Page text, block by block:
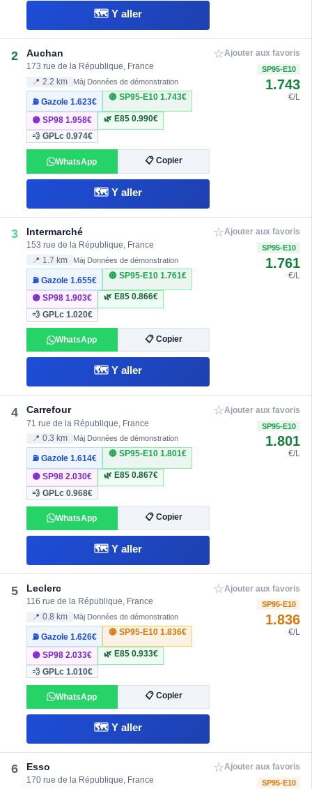
🗺️ Y aller
2 Auchan
173 rue de la République, France
📍 2.2 km Màj Données de démonstration
⛽ Gazole1.623€
🔴 SP95-E10 1.743€
🟣 SP981.958€ 🌿 E85 0.990€
💨 GPLc0.974€
WhatsApp 📋 Copier
🗺️ Y aller
☆Ajouter aux favoris
SP95-E10
1.743
€/L
3 Intermarché
153 rue de la République, France
📍 1.7 km Màj Données de démonstration
⛽ Gazole1.655€
🔴 SP95-E10 1.761€
🟣 SP981.903€ 🌿 E85 0.866€
💨 GPLc1.020€
WhatsApp 📋 Copier
🗺️ Y aller
☆Ajouter aux favoris
SP95-E10
1.761
€/L
4 Carrefour
71 rue de la République, France
📍 0.3 km Màj Données de démonstration
⛽ Gazole1.614€
🔴 SP95-E10 1.801€
🟣 SP982.030€ 🌿 E85 0.867€
💨 GPLc0.968€
WhatsApp 📋 Copier
🗺️ Y aller
☆Ajouter aux favoris
SP95-E10
1.801
€/L
5 Leclerc
116 rue de la République, France
📍 0.8 km Màj Données de démonstration
⛽ Gazole1.626€
🔴 SP95-E10 1.836€
🟣 SP982.033€ 🌿 E85 0.933€
💨 GPLc1.010€
WhatsApp 📋 Copier
🗺️ Y aller
☆Ajouter aux favoris
SP95-E10
1.836
€/L
6 Esso
170 rue de la République, France
☆Ajouter aux favoris
SP95-E10